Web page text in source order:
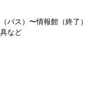
バス）〜情報館（終了）
など